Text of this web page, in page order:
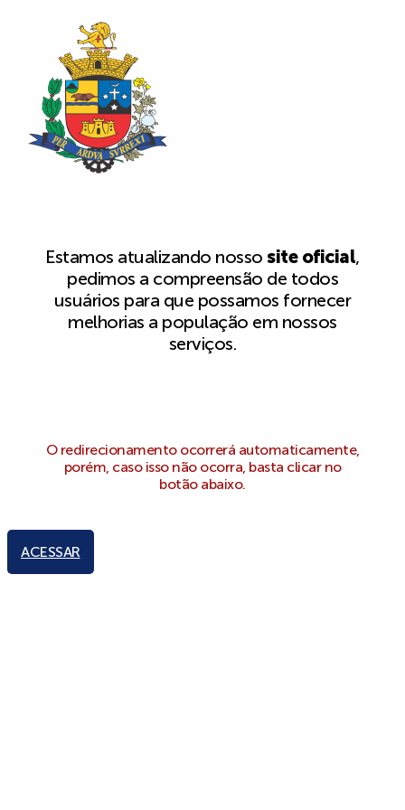
Estamos atualizando nossosite oficial,
pedimos a compreensão de todos
usuários para que possamos fornecer
melhorias a população em nossos
serviços.
O redirecionamento ocorrerá automaticamente,
porém, caso isso não ocorra, basta clicar no
botão abaixo.
ACESSAR